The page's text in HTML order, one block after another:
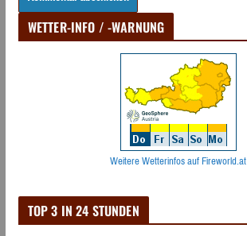
WETTER-INFO / -WARNUNG
Weitere Wetterinfos auf Fireworld.at
TOP 3 IN 24 STUNDEN